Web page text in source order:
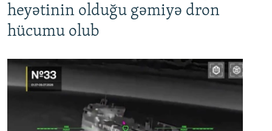
heyətinin olduğu gəmiyə dron
hücumu olub